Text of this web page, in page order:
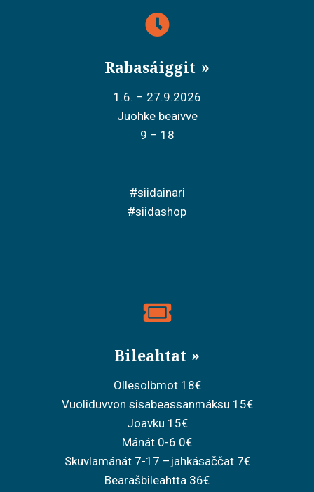
Rabasáiggit
1.6. – 27.9.2026
Juohke beaivve
9 – 18
#siidainari
#siidashop
Bileahtat
Ollesolbmot 18€
Vuoliduvvon sisabeassanmáksu 15€
Joavku 15€
Mánát 0-6 0€
Skuvlamánát 7-17 –jahkásaččat 7€
Bearašbileahtta 36€